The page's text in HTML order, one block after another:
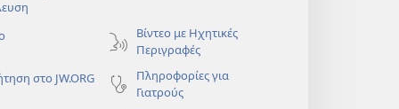
Βίντεο με Ηχητικές
Περιγραφές
στο JW.ORG
Πληροφορίες για
Γιατρούς